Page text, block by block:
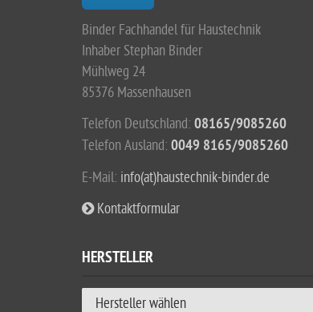
Binder Fachhandel für Haustechnik
Inhaber Stephan Binder
Mühlweg 24
85376 Massenhausen
Telefon Deutschland: 08165/9085260
Telefon Ausland: 0049 8165/9085260
E-Mail: info(at)haustechnik-binder.de
Kontaktformular
HERSTELLER
Hersteller wählen